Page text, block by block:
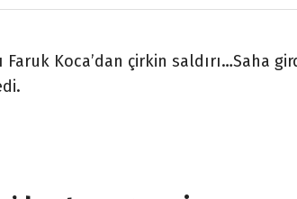
Koca’dan çirkin saldırı…Saha